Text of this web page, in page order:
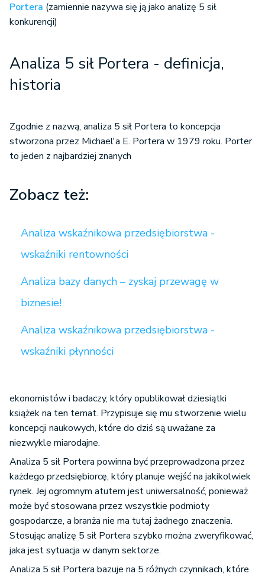
Portera (zamiennie nazywa się ją jako analizę 5 sił
konkurencji)
Analiza 5 sił Portera - definicja,
historia
Zgodnie z nazwą, analiza 5 sił Portera to koncepcja
stworzona przez Michael'a E. Portera w 1979 roku. Porter
to jeden z najbardziej znanych
Zobacz też:
Analiza wskaźnikowa przedsiębiorstwa -
wskaźniki rentowności
Analiza bazy danych – zyskaj przewagę w
biznesie!
Analiza wskaźnikowa przedsiębiorstwa -
wskaźniki płynności
ekonomistów i badaczy, który opublikował dziesiątki
książek na ten temat. Przypisuje się mu stworzenie wielu
koncepcji naukowych, które do dziś są uważane za
niezwykle miarodajne.
Analiza 5 sił Portera powinna być przeprowadzona przez
każdego przedsiębiorcę, który planuje wejść na jakikolwiek
rynek. Jej ogromnym atutem jest uniwersalność, ponieważ
może być stosowana przez wszystkie podmioty
gospodarcze, a branża nie ma tutaj żadnego znaczenia.
Stosując analizę 5 sił Portera szybko można zweryfikować,
jaka jest sytuacja w danym sektorze.
Analiza 5 sił Portera bazuje na 5 różnych czynnikach, które